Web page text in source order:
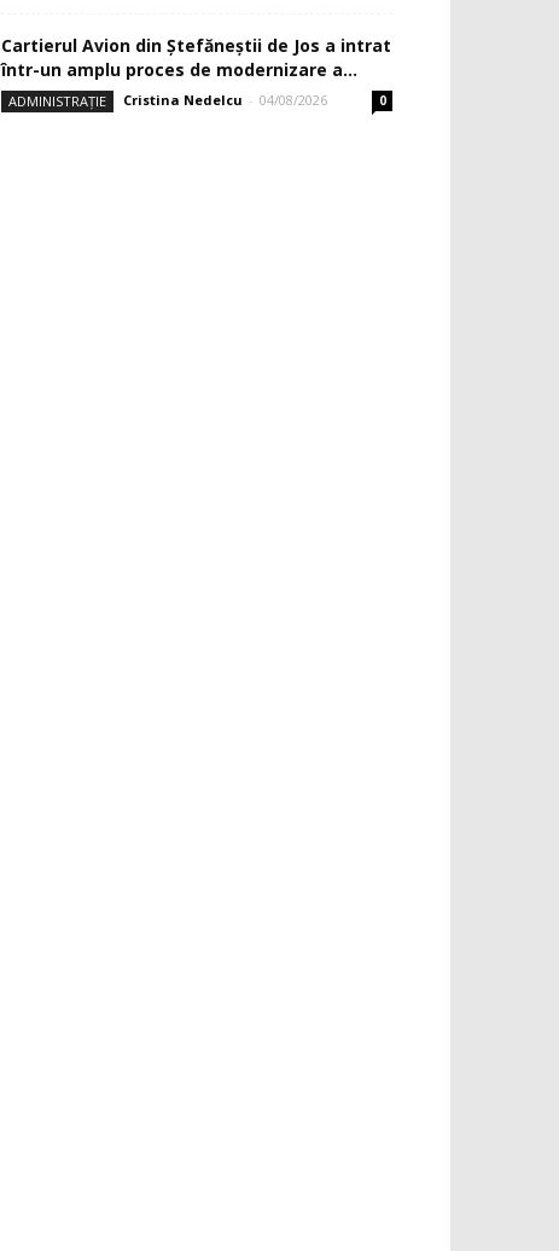
Cartierul Avion din Ştefăneştii de Jos a intrat
într-un amplu proces de modernizare a...
ADMINISTRAȚIE Cristina Nedelcu - 04/08/2026 0